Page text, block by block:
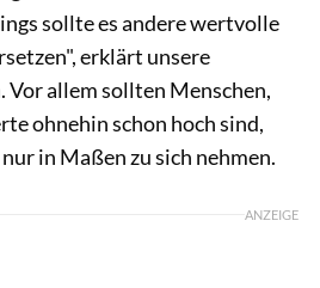
sollte es andere wertvolle
erklärt unsere
allem sollten Menschen,
ohnehin schon hoch sind,
in Maßen zu sich nehmen.
ANZEIGE